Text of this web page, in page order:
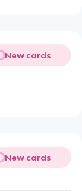
New cards
New cards